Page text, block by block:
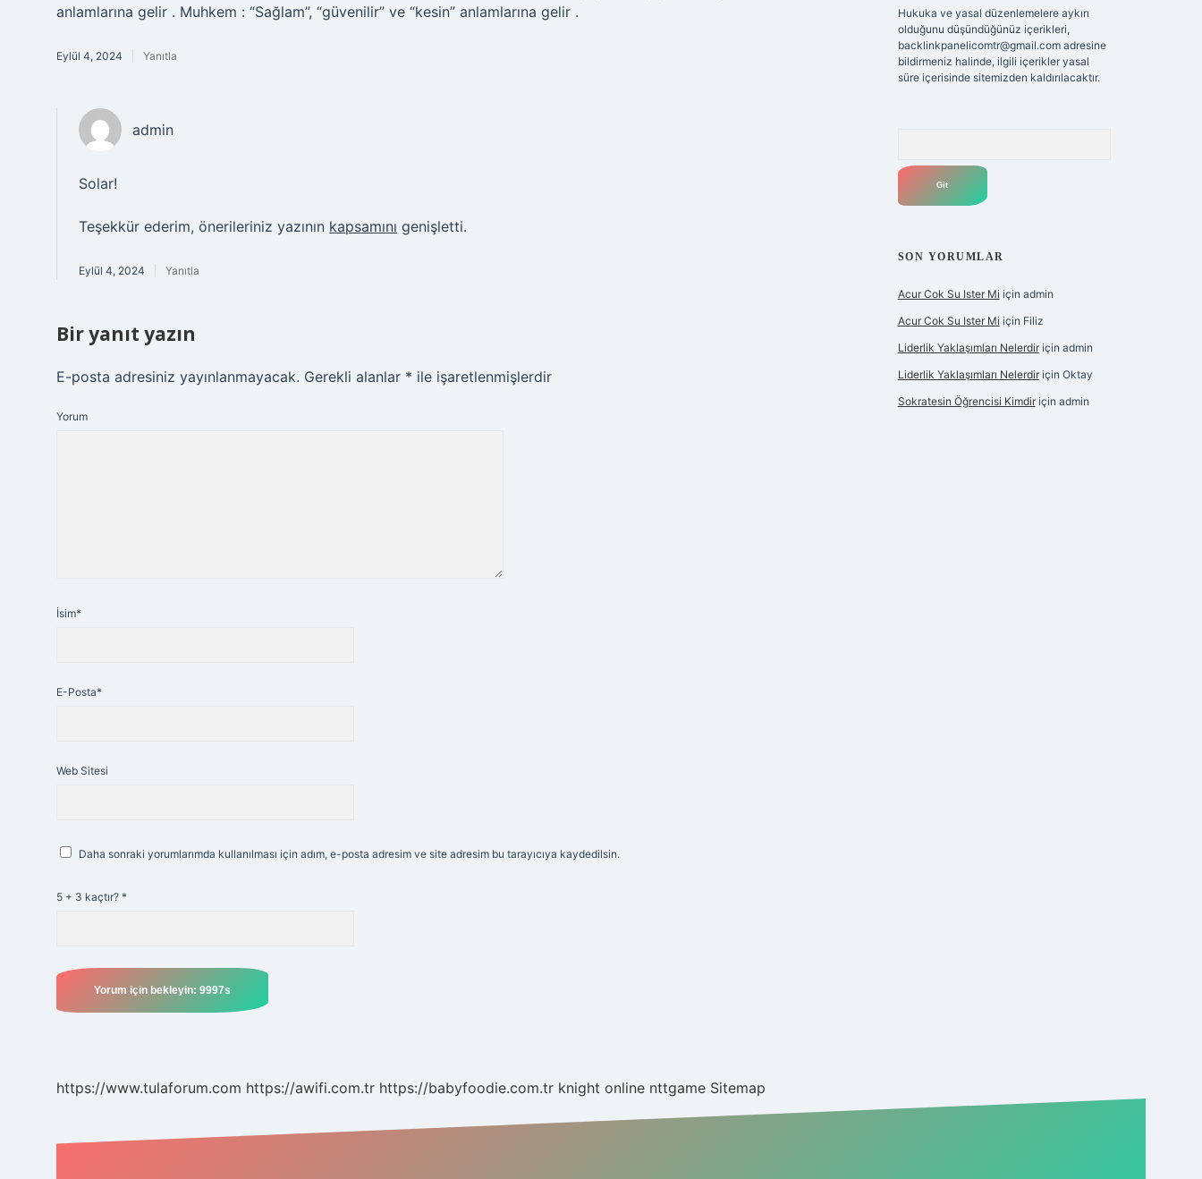
anlamlarına gelir . Muhkem : “Sağlam”, “güvenilir” ve “kesin” anlamlarına gelir .
Eylül 4, 2024 Yanıtla
admin
Solar!
Teşekkür ederim, önerileriniz yazının kapsamını genişletti.
Eylül 4, 2024 Yanıtla
Bir yanıt yazın
E-posta adresiniz yayınlanmayacak. Gerekli alanlar * ile işaretlenmişlerdir
Yorum
İsim*
E-Posta*
Web Sitesi
Daha sonraki yorumlarımda kullanılması için adım, e-posta adresim ve site adresim bu tarayıcıya kaydedilsin.
5 + 3 kaçtır? *
https://www.tulaforum.com https://awifi.com.tr https://babyfoodie.com.tr knight online nttgame Sitemap
Hukuka ve yasal düzenlemelere aykırı
olduğunu düşündüğünüz içerikleri,
backlinkpanelicomtr@gmail.comadresine
bildirmeniz halinde, ilgili içerikler yasal
süre içerisinde sitemizden kaldırılacaktır.
SON YORUMLAR
Acur Cok Su Ister Mi için admin
Acur Cok Su Ister Mi için Filiz
Liderlik Yaklaşımları Nelerdiriçin admin
Liderlik Yaklaşımları Nelerdiriçin Oktay
Sokratesin Öğrencisi Kimdiriçin admin